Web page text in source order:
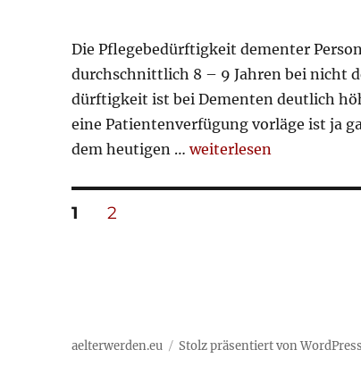
Die Pflegebedürftigkeit dementer
durchschnittlich 8 – 9 Jahren bei nicht
dürftigkeit ist bei Dementen deutlich
eine Patientenverfügung vorläge ist ja
dem heutigen …„Patientenautonomie
weiterlesen
Seitennummerierung
SEITE
1 SEITE
2
aelterwerden.eu Stolz präsentiert von WordPress